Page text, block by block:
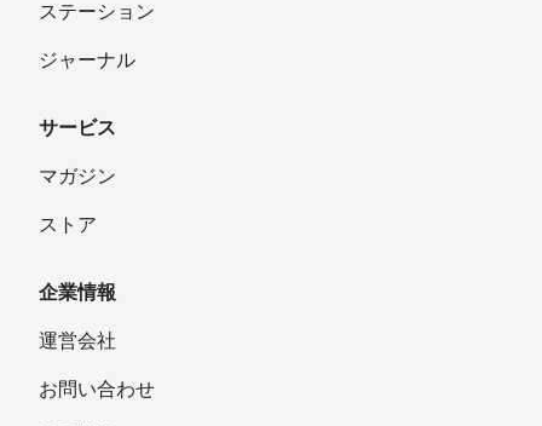
ステーション
ジャーナル
サービス
マガジン
ストア
企業情報
運営会社
お問い合わせ